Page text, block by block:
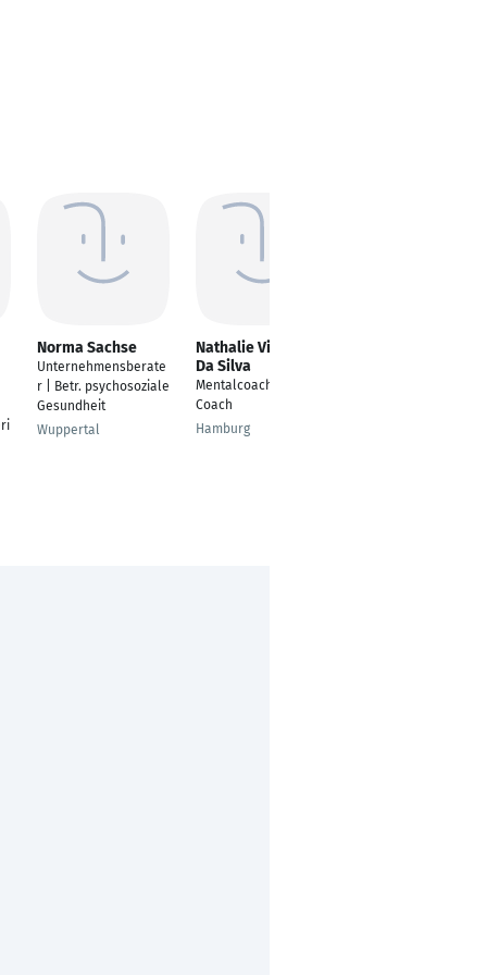
Norma Sachse
Unternehmensberate
r | Betr. psychosoziale
Gesundheit
Wuppertal
Nathalie Vitorino
Da Silva
Mentalcoach - Senior
Coach
Hamburg